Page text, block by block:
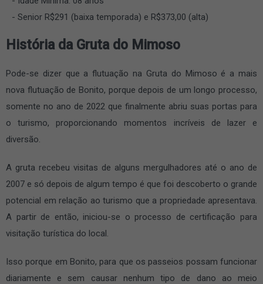
Senior R$291 (baixa temporada) e R$373,00 (alta)
História da Gruta do Mimoso
Pode-se dizer que a flutuação na Gruta do Mimoso é a mais
nova flutuação de Bonito, porque depois de um longo processo,
somente no ano de 2022 que finalmente abriu suas portas para
o turismo, proporcionando momentos incríveis de lazer e
diversão.
A gruta recebeu visitas de alguns mergulhadores até o ano de
2007 e só depois de algum tempo é que foi descoberto o grande
potencial em relação ao turismo que a propriedade apresentava.
A partir de então, iniciou-se o processo de certificação para
visitação turística do local.
Isso porque em Bonito, para que os passeios possam funcionar
diariamente e sem causar nenhum tipo de dano ao meio